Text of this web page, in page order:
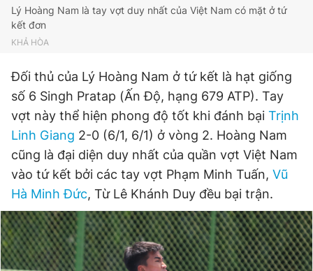
Lý Hoàng Nam là tay vợt duy nhất của Việt Nam có mặt ở tứ
kết đơn
KHẢ HÒA
Đối thủ của Lý Hoàng Nam ở tứ kết là hạt giống
số 6 Singh Pratap (Ấn Độ, hạng 679 ATP). Tay
vợt này thể hiện phong độ tốt khi đánh bại Trịnh
Linh Giang 2-0 (6/1, 6/1) ở vòng 2. Hoàng Nam
cũng là đại diện duy nhất của quần vợt Việt Nam
vào tứ kết bởi các tay vợt Phạm Minh Tuấn, Vũ
Hà Minh Đức, Từ Lê Khánh Duy đều bại trận.